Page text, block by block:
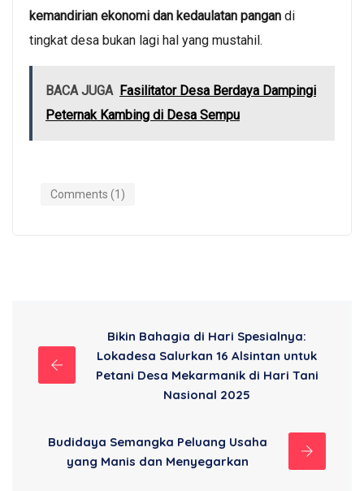
kemandirian ekonomi dan kedaulatan pangan di
tingkat desa bukan lagi hal yang mustahil.
BACA JUGA Fasilitator Desa Berdaya Dampingi
Peternak Kambing di Desa Sempu
Comments (1)
Bikin Bahagia di Hari Spesialnya:
Lokadesa Salurkan 16 Alsintan untuk
Petani Desa Mekarmanik di Hari Tani
Nasional 2025
Budidaya Semangka Peluang Usaha
yang Manis dan Menyegarkan